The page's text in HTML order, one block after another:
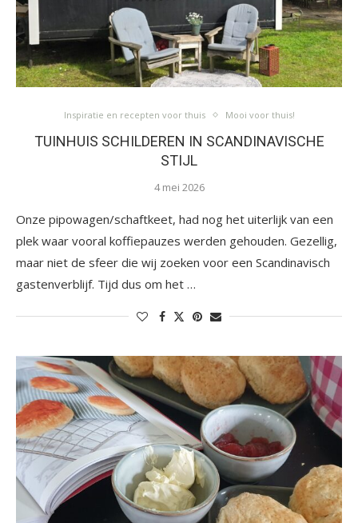
Inspiratie en recepten voor thuis Mooi voor thuis!
TUINHUIS SCHILDEREN IN SCANDINAVISCHE
STIJL
4 mei 2026
Onze pipowagen/schaftkeet, had nog het uiterlijk van een
plek waar vooral koffiepauzes werden gehouden. Gezellig,
maar niet de sfeer die wij zoeken voor een Scandinavisch
gastenverblijf. Tijd dus om het …